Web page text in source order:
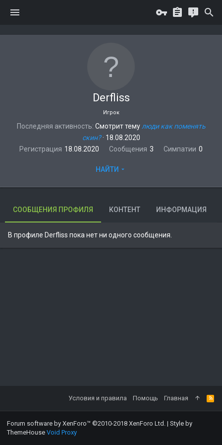
Derfliss
Игрок
Последняя активность Смотрит тему люди как поменять
скин? · 18.08.2020
Регистрация 18.08.2020 Сообщения 3 Симпатии 0
НАЙТИ
СООБЩЕНИЯ ПРОФИЛЯ КОНТЕНТ ИНФОРМАЦИЯ
В профиле Derfliss пока нет ни одного сообщения.
Условия и правила Помощь Главная
Forum software by XenForo™ ©2010-2018 XenForo Ltd. | Style by
ThemeHouse Void Proxy